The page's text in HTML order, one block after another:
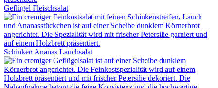
Geflügel Fleischsalat
Schinken Ananas Lauchsalat